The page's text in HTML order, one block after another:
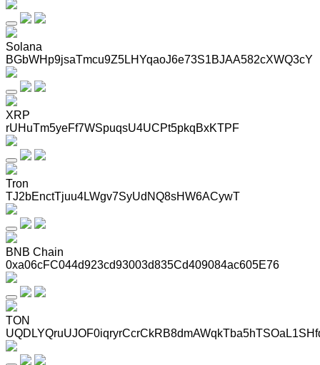
Solana
BGbWHp9jsaTmcu9Z5LHYqaoJ6e73S1BJAA582cXWQ3cY
XRP
rUHuTm5yeFf7WSpuqsU4UCPt5pkqBxKTPF
Tron
TJ2bEnctTjuu4LWgv7SyUdNQ8sHW6ACywT
BNB Chain
0xa06cFC044d923cd93003d835Cd409084ac605E76
TON